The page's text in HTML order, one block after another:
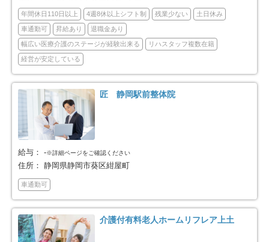
伊豆市 4
菊川市 2
牧之原市 5 賀茂郡東伊豆町
賀茂郡河津町 2
田方郡函南町 7
駿東郡長泉町
榛原郡吉田町 周智郡森町
浜松市中央区
年間休日110日以上 4週8休以上シフト制 残業少ない 土日休み
車通勤可 昇給あり 退職金あり
幅広い医療介護のステージが経験出来る リハスタッフ複数在籍
経営が安定している
匠 静岡駅前整体院
給与： -※詳細ページをご確認ください
住所： 静岡県静岡市葵区紺屋町
車通勤可
介護付有料老人ホームリフレア上土